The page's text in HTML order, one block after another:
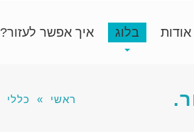
אודות בלוג איך אפשר לעזור?
ראשי » כללי